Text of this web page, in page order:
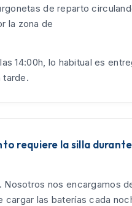
de reparto
la zona de
14:00h, lo habitual es
tarde.
requiere la silla
Nosotros nos encargamos
cargar las baterías cada